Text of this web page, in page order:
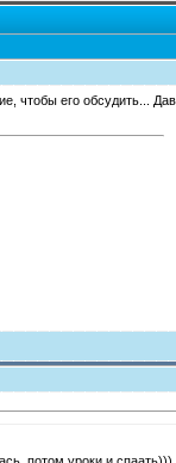
чтобы его обсудить...